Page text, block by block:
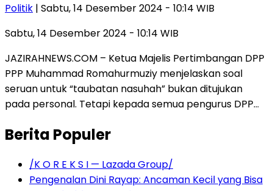
Politik | Sabtu, 14 Desember 2024 - 10:14 WIB
Sabtu, 14 Desember 2024 - 10:14 WIB
JAZIRAHNEWS.COM – Ketua Majelis Pertimbangan DPP
PPP Muhammad Romahurmuziy menjelaskan soal
seruan untuk “taubatan nasuhah” bukan ditujukan
pada personal. Tetapi kepada semua pengurus DPP…
Berita Populer
/K O R E K S I — Lazada Group/
Pengenalan Dini Rayap: Ancaman Kecil yang Bisa